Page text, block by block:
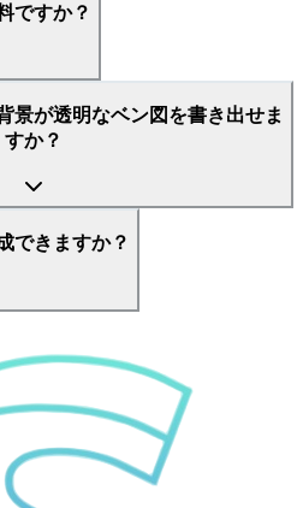
ですか？
景が透明なベン図を書き出せま
すか？
できますか？